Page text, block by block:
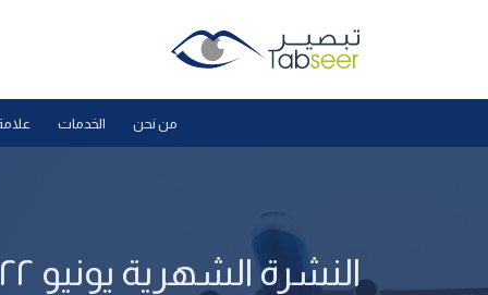
من نحن الخدمات
النشرة الشهرية يونيو ٢٠٢٢